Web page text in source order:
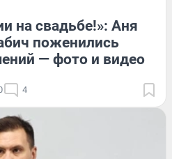
на свадьбе!»: Аня
поженились
— фото и видео
4